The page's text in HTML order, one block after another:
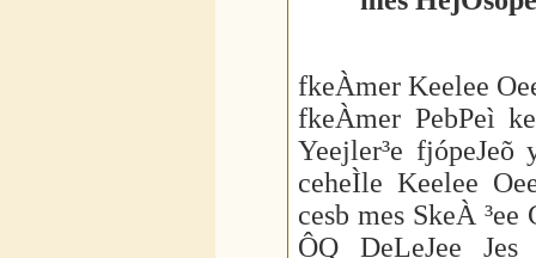
fkeÀmer Keelee
fkeÀmer PebPeì
Yeejler³e fjópeJeõ
ceheÌle Keelee
cesb mes SkeÀ
ÔQ DeLeJee Jes